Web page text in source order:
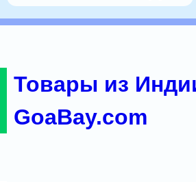
Товары из
GoaBay.com